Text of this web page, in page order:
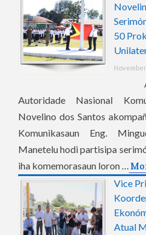
50
Autoridade Nasional
Novelino dos Santos
Komunikasaun Eng.
Manetelu hodi partisipa
iha komemorasaun loron …
Vice
Atual